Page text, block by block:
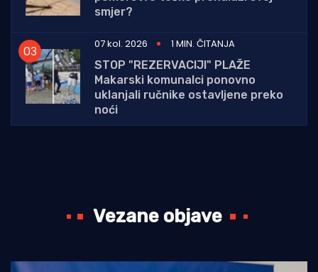
smjer?
07 kol. 2026
1 MIN. ČITANJA
STOP "REZERVACIJI" PLAŽE
Makarski komunalci ponovno
uklanjali ručnike ostavljene preko
noći
Vezane objave